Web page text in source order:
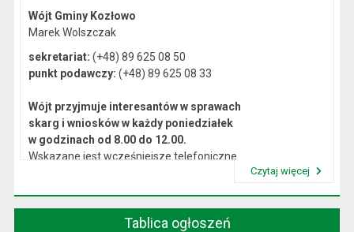
Wójt Gminy Kozłowo
Marek Wolszczak
sekretariat: (+48) 89 625 08 50
punkt podawczy: (+48) 89 625 08 33
Wójt przyjmuje interesantów w sprawach
skarg i wniosków w każdy poniedziałek
w godzinach od 8.00 do 12.00.
Wskazane jest wcześniejsze telefoniczne
Czytaj więcej
Tablica ogłoszeń